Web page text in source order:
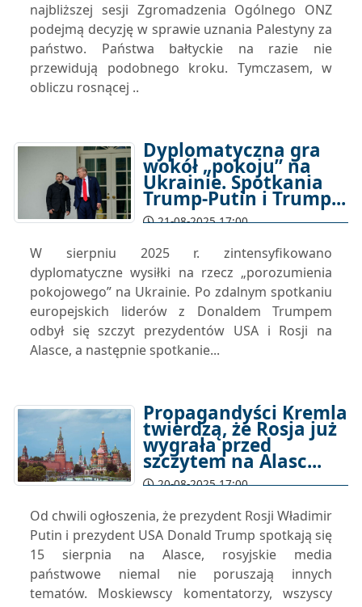
najbliższej sesji Zgromadzenia Ogólnego ONZ
podejmą decyzję w sprawie uznania Palestyny za
państwo. Państwa bałtyckie na razie nie
przewidują podobnego kroku. Tymczasem, w
obliczu rosnącej ..
Dyplomatyczna gra
wokół „pokoju” na
Ukrainie. Spotkania
Trump-Putin i Trump...
21-08-2025 17:00
W sierpniu 2025 r. zintensyfikowano
dyplomatyczne wysiłki na rzecz „porozumienia
pokojowego” na Ukrainie. Po zdalnym spotkaniu
europejskich liderów z Donaldem Trumpem
odbył się szczyt prezydentów USA i Rosji na
Alasce, a następnie spotkanie...
Propagandyści Kremla
twierdzą, że Rosja już
wygrała przed
szczytem na Alasc...
20-08-2025 17:00
Od chwili ogłoszenia, że prezydent Rosji Władimir
Putin i prezydent USA Donald Trump spotkają się
15 sierpnia na Alasce, rosyjskie media
państwowe niemal nie poruszają innych
tematów. Moskiewscy komentatorzy, wszyscy